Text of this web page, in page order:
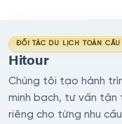
ĐỐI TÁC DU LỊCH TOÀN CẦU
Hitour
Chúng tôi tạo hành
minh bạch, tư vấn
riêng cho từng nhu